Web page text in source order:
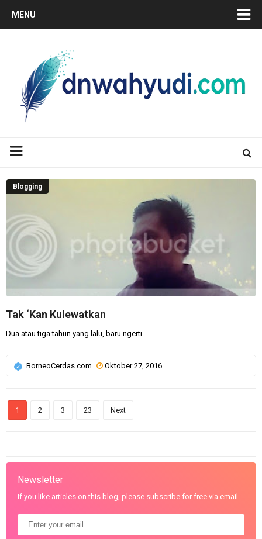
MENU
Tak ‘Kan Kulewatkan
Blogging
Dua atau tiga tahun yang lalu, baru ngerti...
BorneoCerdas.com Oktober 27, 2016
1 2 3 23 Next
Newsletter
If you like articles on this blog, please subscribe for free via email.